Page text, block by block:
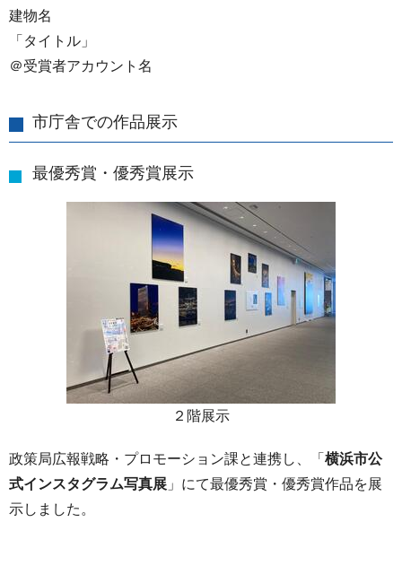
建物名
「タイトル」
＠受賞者アカウント名
市庁舎での作品展示
最優秀賞・優秀賞展示
２階展示
政策局広報戦略・プロモーション課と連携し、「 横浜市公
式インスタグラム写真展 」にて最優秀賞・優秀賞作品を展
示しました。